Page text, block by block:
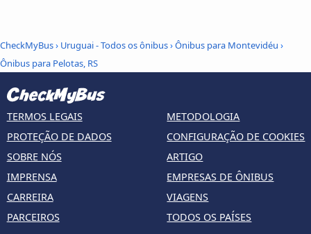
CheckMyBus› Uruguai - Todos os ônibus›Ônibus para Montevidéu ›
Ônibus para Pelotas, RS
TERMOS LEGAIS
PROTEÇÃO DE DADOS
SOBRE NÓS
IMPRENSA
CARREIRA
PARCEIROS
METODOLOGIA
CONFIGURAÇÃO DE COOKIES
ARTIGO
EMPRESAS DE ÔNIBUS
VIAGENS
TODOS OS PAÍSES